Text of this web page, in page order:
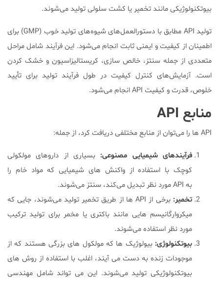
بیوتکنولوژیکی مانند تخمیر یا کشت سلولی تولید می‌شوند.
تولید API مطابق با دستورالعمل‌های شیوه‌های تولید خوب (GMP) برای
اطمینان از کیفیت و ایمنی ثابت انجام می‌شود. این فرآیند شامل مراحل
متعددی از جمله سنتز، خالص سازی، کریستالیزاسیون و خشک کردن
است. آزمایش‌های کنترل کیفیت در طول فرآیند تولید برای تأیید
خلوص، قدرت و کیفیت API انجام می‌شود.
منابع API
API ها را می‌توان از منابع مختلفی دریافت کرد، از جمله:
فرآیندهای شیمیایی مصنوعی: بسیاری از داروهای مولکولی
کوچک با استفاده از واکنش های شیمیایی که مواد خام را
به API مورد نظر تبدیل می‌کند، سنتز می‌شوند.
تخمیر:
برخی از API ها از طریق تخمیر تولید می‌شوند، جایی که
میکروارگانیسم هایی مانند باکتری یا مخمر برای تولید ترکیب
مورد نظر استفاده می‌شوند.
بیوتکنولوژی: بیولوژیک ها که مولکول های بزرگی هستند که از
موجودات زنده به دست می آیند، اغلب با استفاده از روش های
بیوتکنولوژیکی تولید می‌شوند. این می تواند شامل مهندسی